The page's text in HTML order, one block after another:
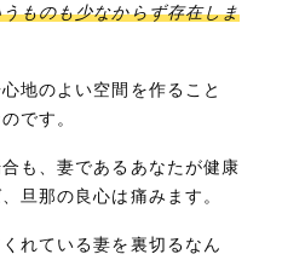
ものも少なからず存在しま
地のよい空間を作ること
です。
も、妻であるあなたが健康
旦那の良心は痛みます。
れている妻を裏切るなん